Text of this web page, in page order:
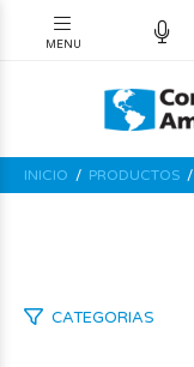
INICIO PRODUCTOS
CATEGORIAS